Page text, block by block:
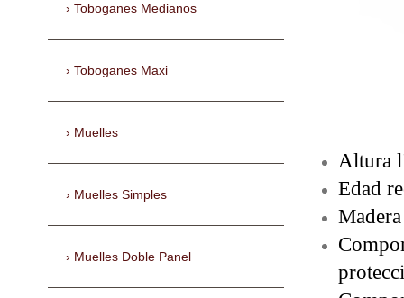
Altura
Edad
Toboganes Medianos
Toboganes Maxi
Muelles
Muelles Simples
Muelles Doble Panel